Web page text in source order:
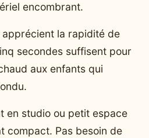
encombrant.
la rapidité de
secondes suffisent pour
aux enfants qui
en studio ou petit espace
compact. Pas besoin de